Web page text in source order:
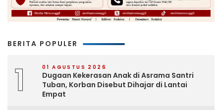
BERITA POPULER
1 01 AGUSTUS 2026
Dugaan Kekerasan Anak di Asrama Santri
Tuban, Korban Disebut Dihajar di Lantai
Empat